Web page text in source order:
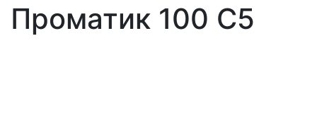
Проматик 100 С5